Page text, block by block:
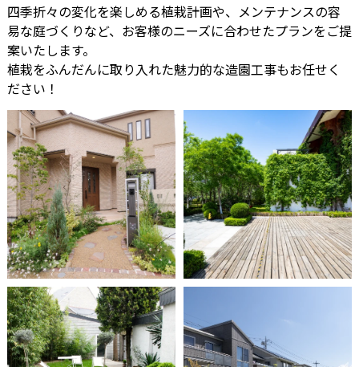
四季折々の変化を楽しめる植栽計画や、メンテナンスの容
易な庭づくりなど、お客様のニーズに合わせたプランをご提
案いたします。
植栽をふんだんに取り入れた魅力的な造園工事もお任せく
ださい！